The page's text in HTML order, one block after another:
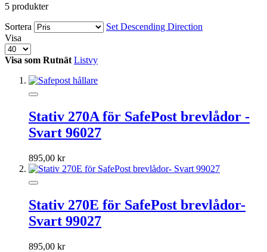
5 produkter
Sortera
Set Descending Direction
Visa
Visa som Rutnät Listvy
Stativ 270A för SafePost brevlådor -
Svart 96027
895,00 kr
Stativ 270E för SafePost brevlådor-
Svart 99027
895,00 kr